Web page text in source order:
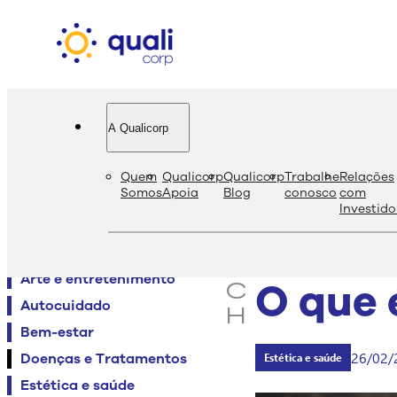
A Qualicorp
Quem
Somos
Qualicorp
Apoia
Qualicorp
Blog
Trabalhe
conosco
Relações
com
s
a
c
h
Arte e entretenimento
Autocuidado
Bem-estar
Doenças e Tratamentos
Estética e saúde
quali
O que
Estética e saúde 26/02/